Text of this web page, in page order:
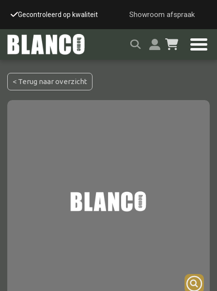
Gecontroleerd op kwaliteit Snelle & veilige
Showroom afspraak
< Terug naar overzicht